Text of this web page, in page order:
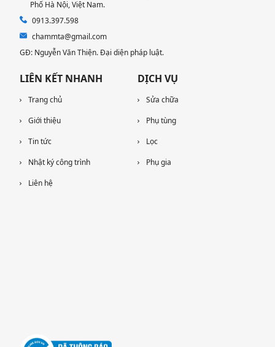
Phố Hà Nội, Việt Nam.
0913.397.598
chammta@gmail.com
GĐ: Nguyễn Văn Thiện. Đại diện pháp luật.
LIÊN KẾT NHANH
Trang chủ
Giới thiệu
Tin tức
Nhật ký công trình
Liên hệ
DỊCH VỤ
Sửa chữa
Phụ tùng
Lọc
Phụ gia